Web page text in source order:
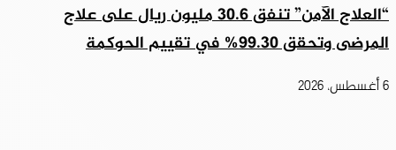
“العلاج الآمن” تنفق 30.6 مليون ريال على علاج
المرضى وتحقق 99.30% في تقييم الحوكمة
6 أغسطس، 2026